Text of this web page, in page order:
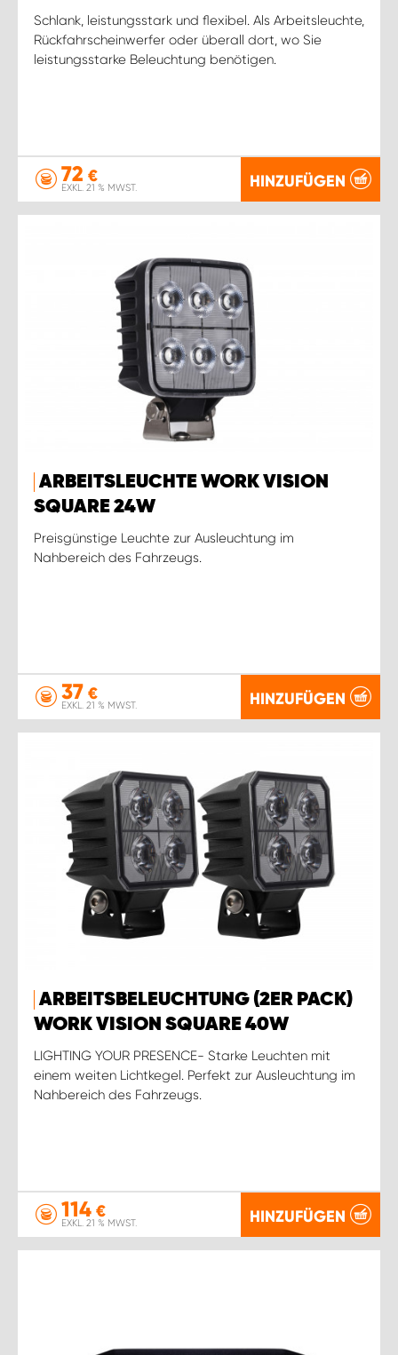
Schlank, leistungsstark und flexibel. Als Arbeitsleuchte,
Rückfahrscheinwerfer oder überall dort, wo Sie
leistungsstarke Beleuchtung benötigen.
72 €
EXKL. 21 % MWST. HINZUFÜGEN
ARBEITSLEUCHTE WORK VISION
SQUARE 24W
Preisgünstige Leuchte zur Ausleuchtung im
Nahbereich des Fahrzeugs.
37 €
EXKL. 21 % MWST. HINZUFÜGEN
ARBEITSBELEUCHTUNG (2ER PACK)
WORK VISION SQUARE 40W
LIGHTING YOUR PRESENCE- Starke Leuchten mit
einem weiten Lichtkegel. Perfekt zur Ausleuchtung im
Nahbereich des Fahrzeugs.
114 €
EXKL. 21 % MWST. HINZUFÜGEN